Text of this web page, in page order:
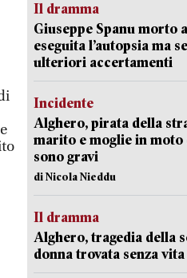
Il dramma
Giuseppe Spanu morto
eseguita l’autopsia ma
ulteriori accertamenti
Incidente
Alghero, pirata della
marito e moglie in moto
sono gravi
di Nicola Nieddu
Il dramma
Alghero, tragedia della
donna trovata senza vita